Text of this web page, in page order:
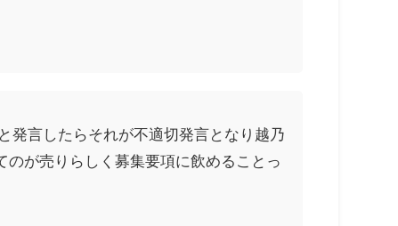
発言したらそれが不適切発言となり越乃
が売りらしく募集要項に飲めることっ